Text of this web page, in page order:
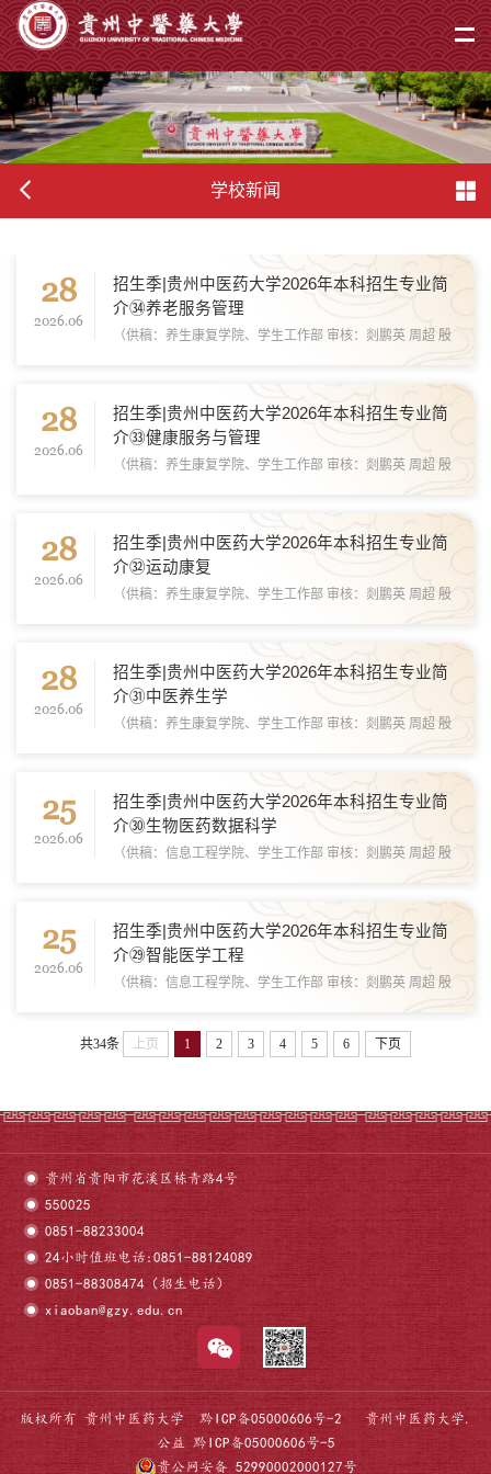
学校新闻
28
2026.06
招生季|贵州中医药大学2026年本科招生专业简
介㉞养老服务管理
（供稿：养生康复学院、学生工作部 审核：剡鹏英 周超 殷
28
2026.06
招生季|贵州中医药大学2026年本科招生专业简
介㉝健康服务与管理
（供稿：养生康复学院、学生工作部 审核：剡鹏英 周超 殷
28
2026.06
招生季|贵州中医药大学2026年本科招生专业简
介㉜运动康复
（供稿：养生康复学院、学生工作部 审核：剡鹏英 周超 殷
28
2026.06
招生季|贵州中医药大学2026年本科招生专业简
介㉛中医养生学
（供稿：养生康复学院、学生工作部 审核：剡鹏英 周超 殷
25
2026.06
招生季|贵州中医药大学2026年本科招生专业简
介㉚生物医药数据科学
（供稿：信息工程学院、学生工作部 审核：剡鹏英 周超 殷
25
2026.06
招生季|贵州中医药大学2026年本科招生专业简
介㉙智能医学工程
（供稿：信息工程学院、学生工作部 审核：剡鹏英 周超 殷
共34条 上页 1 2 3 4 5 6 下页
贵州省贵阳市花溪区栋青路4号
550025
0851-88233004
24小时值班电话:0851-88124089
0851-88308474（招生电话）
xiaoban@gzy.edu.cn
版权所有 贵州中医药大学 黔ICP备05000606号-2 贵州中医药大学.
公益 黔ICP备05000606号-5
贵公网安备 52990002000127号